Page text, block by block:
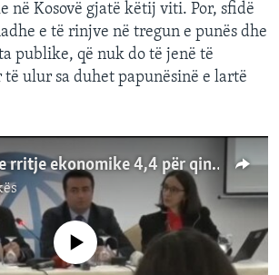
në Kosovë gjatë këtij viti. Por, sfidë
e të rinjve në tregun e punës dhe
publike, që nuk do të jenë të
ulur sa duhet papunësinë e lartë
BB: Kosova me rritje ekonomike 4,4 për qind për vitin 2019
source currently available